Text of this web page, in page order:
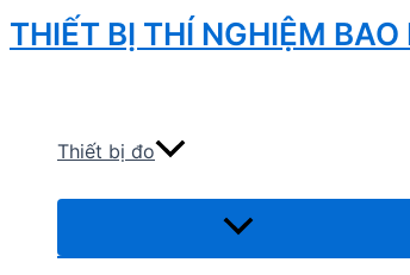
Skip
to
THIẾT BỊ THÍ NGHIỆM BAO
Thiết bị đo
Menu